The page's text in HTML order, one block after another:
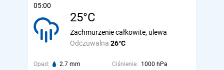
05:00
25°C
Odczuwalna 26°C
Zachmurzenie całkowite, ulewa
Opad: 2.7 mm Ciśnienie: 1000 hPa